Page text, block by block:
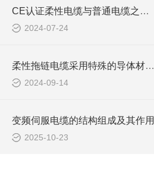
CE认证柔性电缆与普通电缆之间的区别你知道么
2024-07-24
柔性拖链电缆采用特殊的导体材料和绝缘层设计
2024-09-14
变频伺服电缆的结构组成及其作用
2025-10-23